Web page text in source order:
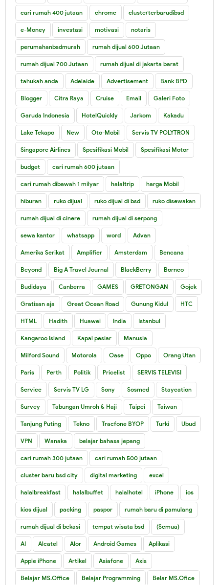
cari rumah 400 jutaan chrome clusterterbarudibsd
e-Money investasi motivasi notaris
perumahanbsdmurah rumah dijual 600 Jutaan
rumah dijual 700 Jutaan rumah dijual di jakarta barat
tahukah anda Adelaide Advertisement Bank BPD
Blogger Citra Raya Cruise Email Galeri Foto
Garuda Indonesia HotelQuickly Jarkom Kakadu
Lake Tekapo New Oto-Mobil Servis TV POLYTRON
Singapore Airlines Spesifikasi Mobil Spesifikasi Motor
budget cari rumah 600 jutaan
cari rumah dibawah 1 milyar halaltrip harga Mobil
hiburan ruko dijual ruko dijual di bsd ruko disewakan
rumah dijual di cinere rumah dijual di serpong
sewa kantor whatsapp word Advan
Amerika Serikat Amplifier Amsterdam Bencana
Beyond Big A Travel Journal BlackBerry Borneo
Budidaya Canberra GAMES GRETONGAN Gojek
Gratisan aja Great Ocean Road Gunung Kidul HTC
HTML Hadith Huawei India Istanbul
Kangaroo Island Kapal pesiar Manusia
Milford Sound Motorola Oase Oppo Orang Utan
Paris Perth Politik Pricelist SERVIS TELEVISI
Service Servis TV LG Sony Sosmed Staycation
Survey Tabungan Umroh & Haji Taipei Taiwan
Tanjung Puting Tekno Tracfone BYOP Turki Ubud
VPN Wanaka belajar bahasa jepang
cari rumah 300 jutaan cari rumah 500 jutaan
cluster baru bsd city digital marketing excel
halalbreakfast halalbuffet halalhotel iPhone ios
kios dijual packing paspor rumah baru di pamulang
rumah dijual di bekasi tempat wisata bsd (Semua)
AI Alcatel Alor Android Games Aplikasi
Apple iPhone Artikel Asiafone Axis
Belajar MS.Office Belajar Programming Belar MS.Ofice